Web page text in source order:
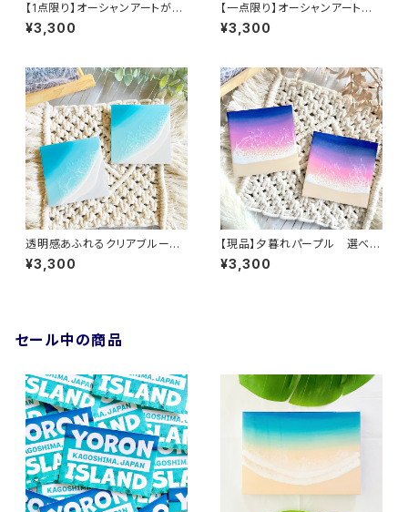
【1点限り】オーシャンアートが初
めての方に♪スクエアミニアー
ト ヨロンブルー (10cm × 10c
砂浜 青 ブルー グラデーション
誕生日 記念日
¥3,300
【一点限り】オーシャンアートが
初めての方に♪スクエアミニア
ート オーシャンブルー (10cm ×
チ 砂浜 青 ブルー グラデーショ
ン 誕生日 記念日
¥3,300
透明感あふれるクリアブルー
スクエアミニアート (10cm × 1
0cm)
¥3,300
【現品】夕暮れパープル 選べる
スクエアミニアート (10cm × 1
0cm)
¥3,300
セール中の商品